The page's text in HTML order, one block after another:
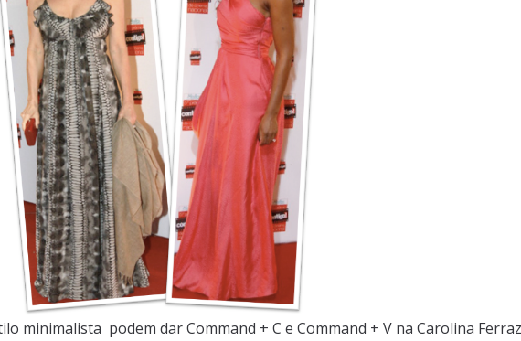
minimalista podem dar Command + C e Command + V na Carolina Ferraz